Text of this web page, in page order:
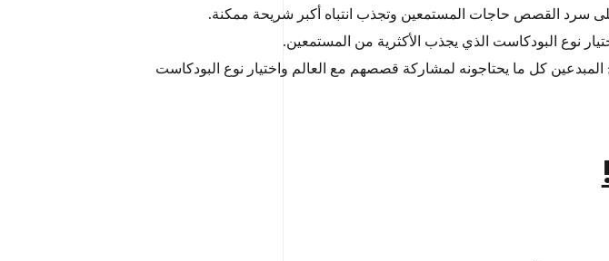
سرد القصص حاجات المستمعين وتجذب انتباه أكبر شريحة ممكنة.
نوع البودكاست الذي يجذب الأكثرية من المستمعين.
كل ما يحتاجونه لمشاركة قصصهم مع العالم واختيار نوع البودكاست